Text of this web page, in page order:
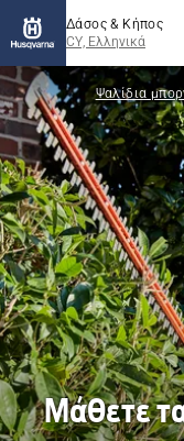
Δάσος & Κήπος
CY, Ελληνικά
Ψαλίδια
Μάθετε